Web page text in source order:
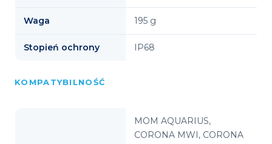
Waga 195 g
Stopień ochrony IP68
KOMPATYBILNOŚĆ
MOM AQUARIUS,
CORONA MWI, CORONA